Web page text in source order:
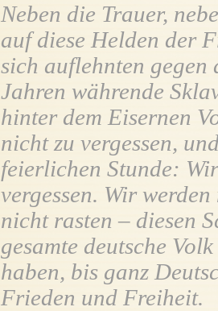
Neben die Trauer,
auf diese Helden der
sich auflehnten gegen
Jahren währende
hinter dem Eisernen
nicht zu vergessen,
feierlichen Stunde:
vergessen. Wir
nicht rasten – diesen
gesamte deutsche
haben, bis ganz
Frieden und Freiheit.